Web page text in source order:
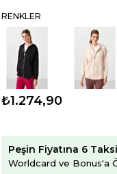
RENKLER
₺1.274,90
Peşin Fiyatına 6
Worldcard ve Bonus'a